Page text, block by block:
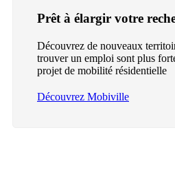
Prêt à élargir votre
Découvrez de nouveaux
trouver un emploi sont plus
projet de mobilité résidentielle
Découvrez Mobiville